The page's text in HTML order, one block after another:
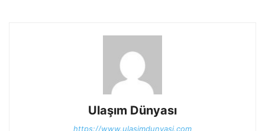
Ulaşım Dünyası
https://www.ulasimdunyasi.com